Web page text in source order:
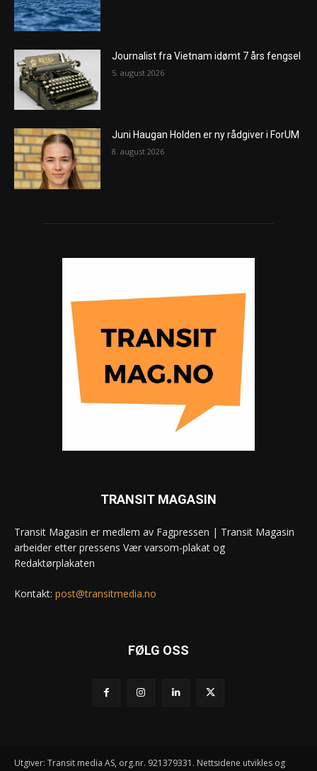
Journalist fra Vietnam idømt 7 års fengsel
5. august 2026
Juni Haugan Holden er ny rådgiver i ForUM
8. august 2026
TRANSIT MAGASIN
Transit Magasin er medlem av Fagpressen | Transit Magasin
arbeider etter pressens Vær varsom-plakat og
Redaktørplakaten
Kontakt: post@transitmedia.no
FØLG OSS
Utgiver: Transit media AS, org.nr. 921379331. Nettsidene utvikles og